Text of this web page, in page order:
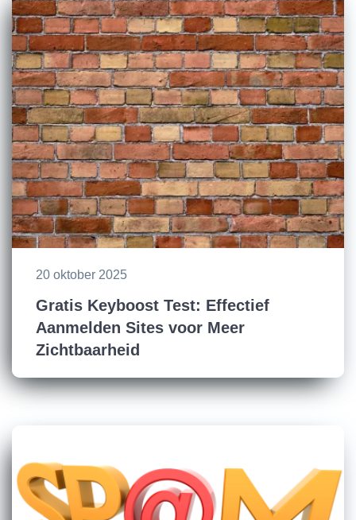
20 oktober 2025
Gratis Keyboost Test: Effectief
Aanmelden Sites voor Meer
Zichtbaarheid